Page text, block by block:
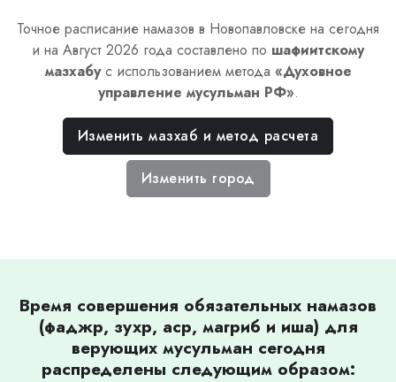
Точное расписание намазов в Новопавловске на сегодня
и на Август 2026 года составлено по шафиитскому
мазхабус использованием метода «Духовное
управление мусульман РФ».
Изменить мазхаб и метод расчета
Изменить город
Время совершения обязательных намазов
(фаджр, зухр, аср, магриб и иша) для
верующих мусульман сегодня
распределены следующим образом: